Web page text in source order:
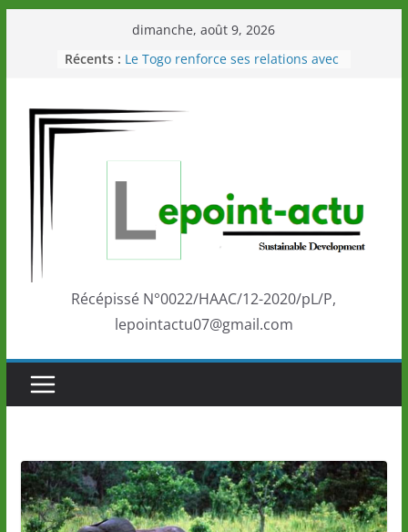
dimanche, août 9, 2026
Récents : Le Togo renforce ses relations avec
Éléphants en Côte d’Ivoire
LOTO DETENTE”, un nouveau tirage
marque de confiance au Togo sur
la scène internationale au-delà des
performances de ses athlètes
Togo: Que retenir de la politique
éducation et de l’ambition de
Récépissé N°0022/HAAC/12-2020/pL/P,
lepointactu07@gmail.com